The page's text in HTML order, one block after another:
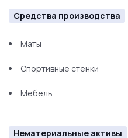
Средства производства
Маты
Спортивные стенки
Мебель
Нематериальные активы